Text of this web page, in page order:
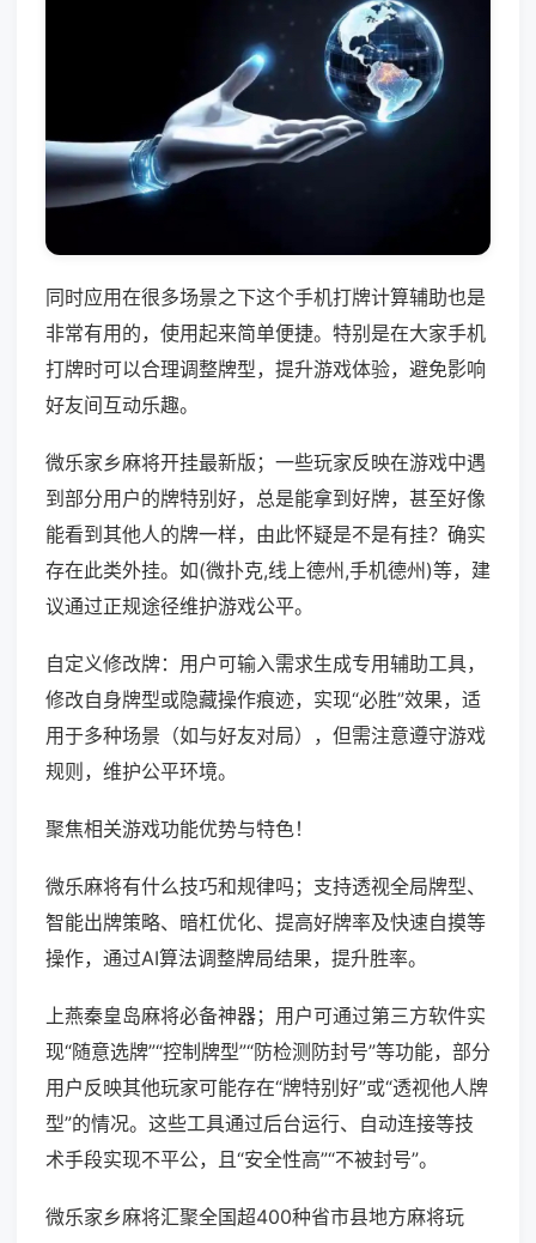
同时应用在很多场景之下这个手机打牌计算辅助也是
非常有用的，使用起来简单便捷。特别是在大家手机
打牌时可以合理调整牌型，提升游戏体验，避免影响
好友间互动乐趣。
微乐家乡麻将开挂最新版；一些玩家反映在游戏中遇
到部分用户的牌特别好，总是能拿到好牌，甚至好像
能看到其他人的牌一样，由此怀疑是不是有挂？确实
存在此类外挂。如(微扑克,线上德州,手机德州)等，建
议通过正规途径维护游戏公平。
自定义修改牌：用户可输入需求生成专用辅助工具，
修改自身牌型或隐藏操作痕迹，实现“必胜”效果，适
用于多种场景（如与好友对局），但需注意遵守游戏
规则，维护公平环境。
聚焦相关游戏功能优势与特色！
微乐麻将有什么技巧和规律吗；支持透视全局牌型、
智能出牌策略、暗杠优化、提高好牌率及快速自摸等
操作，通过AI算法调整牌局结果，提升胜率。
上燕秦皇岛麻将必备神器；用户可通过第三方软件实
现“随意选牌”“控制牌型”“防检测防封号”等功能，部分
用户反映其他玩家可能存在“牌特别好”或“透视他人牌
型”的情况。这些工具通过后台运行、自动连接等技
术手段实现不平公，且“安全性高”“不被封号”。
微乐家乡麻将汇聚全国超400种省市县地方麻将玩